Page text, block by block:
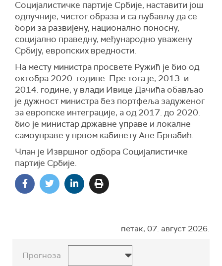
Социјалистичке партије Србије, наставити још
одлучније, чистог образа и са љубављу да се
бори за развијену, национално поносну,
социјално праведну, међународно уважену
Србију, европских вредности.
На месту министра просвете Ружић је био од
октобра 2020. године. Пре тога је, 2013. и
2014. године, у влади Ивице Дачића обављао
је дужност министра без портфеља задуженог
за европске интеграције, а од 2017. до 2020.
био је министар државне управе и локалне
самоуправе у првом кабинету Ане Брнабић.
Члан је Извршног одбора Социјалистичке
партије Србије.
петак, 07. август 2026.
Прогноза